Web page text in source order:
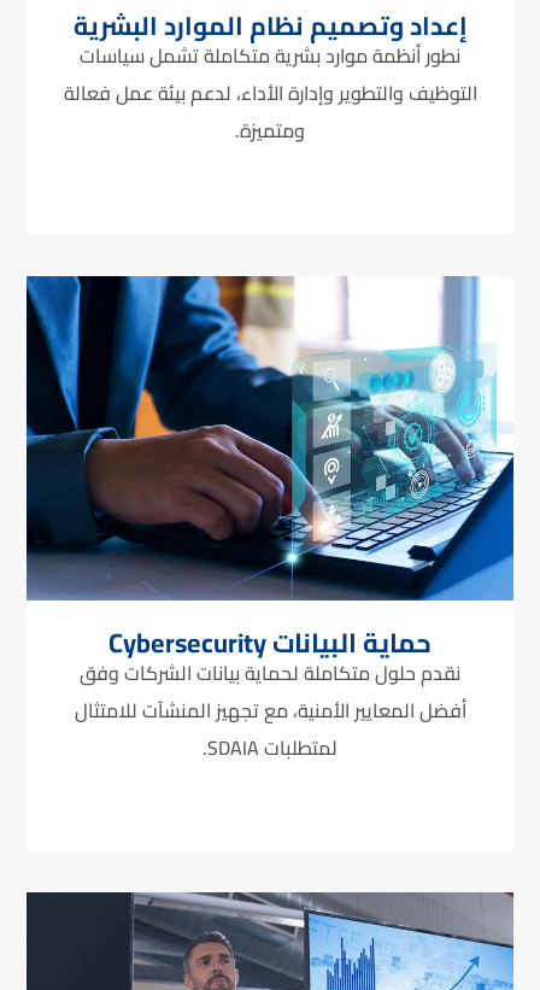
إعداد وتصميم نظام الموارد البشرية
نطور أنظمة موارد بشرية متكاملة تشمل سياسات
التوظيف والتطوير وإدارة الأداء، لدعم بيئة عمل فعالة
ومتميزة.
حماية البيانات Cybersecurity
نقدم حلول متكاملة لحماية بيانات الشركات وفق
أفضل المعايير الأمنية، مع تجهيز المنشآت للامتثال
لمتطلبات SDAIA.